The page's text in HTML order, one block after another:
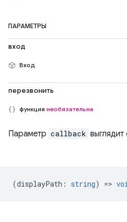
ПАРАМЕТРЫ
вход
Вход
перезвонить
функция необязательна
Параметр callback
(displayPath : string) =>